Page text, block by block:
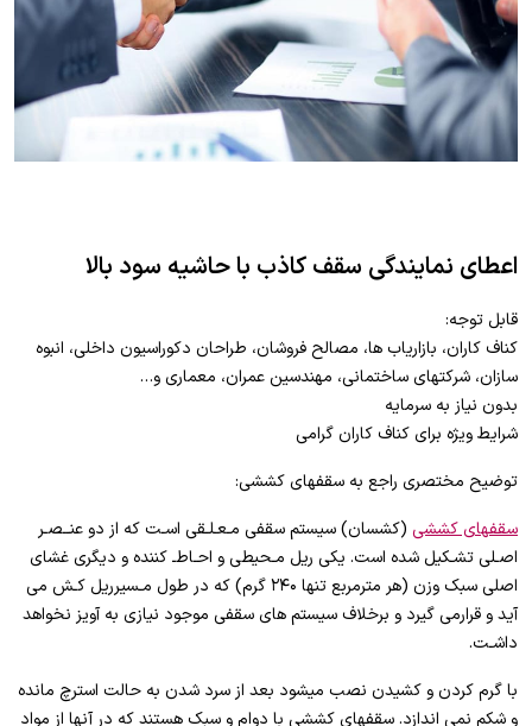
اعطای نمایندگی سقف کاذب با حاشیه سود بالا
قابل توجه:
کناف کاران، بازاریاب ها، مصالح فروشان، طراحان دکوراسیون داخلی، انبوه
سازان، شرکتهای ساختمانی، مهندسین عمران، معماری و…
بدون نیاز به سرمایه
شرایط ویژه برای کناف کاران گرامی
توضیح مختصری راجع به سقفهای کششی:
سقفهای کششی (کشسان) سیستم سقفی مـعـلـقی اسـت که از دو عنــصـر
اصـلی تشـکیل شده است. یکی ریل مـحیطی و احـاطـ کننده و دیگری غشای
اصلی سبک وزن (هر مترمربع تنها ۲۴۰ گرم) که در طول مـسیرریل کـش می
آید و قرارمی گیرد و برخلاف سیستم های سقفی موجود نیازی به آویز نخواهد
داشـت.
با گرم کردن و کشیدن نصب میشود بعد از سرد شدن به حالت استرچ مانده
و شکم نمی اندازد. سقفهای کششی با دوام و سبک هستند که در آنها از مواد